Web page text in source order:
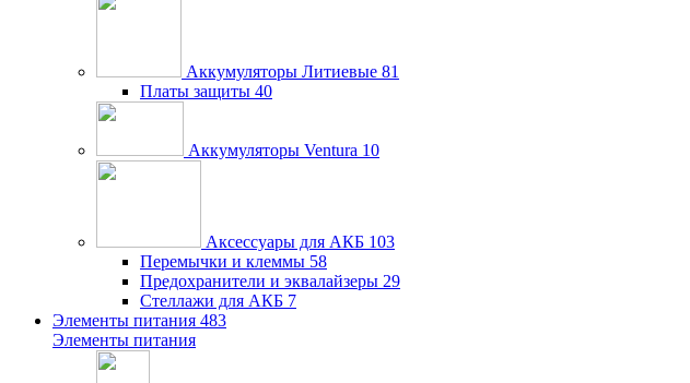
Аккумуляторы Литиевые 81
Платы защиты 40
Аккумуляторы Ventura 10
Аксессуары для АКБ 103
Перемычки и клеммы 58
Предохранители и эквалайзеры 29
Стеллажи для АКБ 7
Элементы питания 483
Элементы питания